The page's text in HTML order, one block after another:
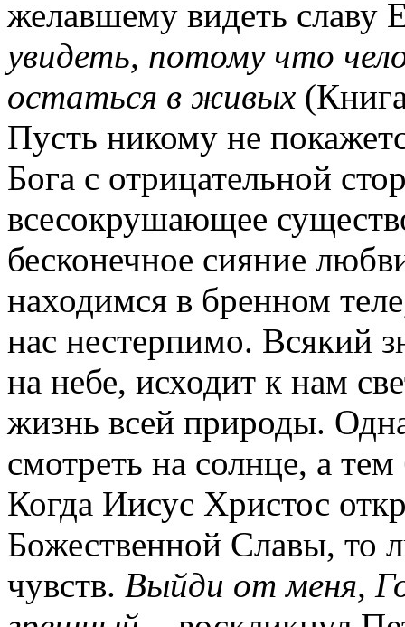
желавшему видеть славу
увидеть, потому что
остаться в живых
Пусть никому не
Бога с отрицательной
всесокрушающее
бесконечное сияние
находимся в бренном
нас нестерпимо. Всякий
на небе, исходит к нам
жизнь всей природы.
смотреть на солнце, а
Когда Иисус Христос
Божественной Славы, то
чувств. Выйди от меня,